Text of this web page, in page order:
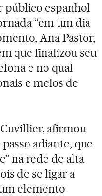
público espanhol
“em um dia
Ana Pastor,
que finalizou seu
e no qual
e meios de
afirmou
adiante, que
na rede de alta
de se ligar a
elemento